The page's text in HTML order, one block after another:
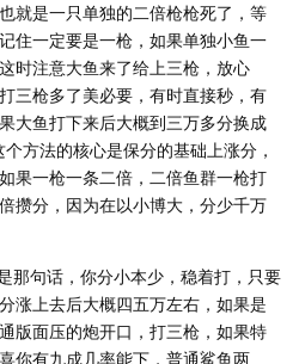
就是一只单独的二倍枪枪死了，等
住一定要是一枪，如果单独小鱼一
时注意大鱼来了给上三枪，放心
三枪多了美必要，有时直接秒，有
大鱼打下来后大概到三万多分换成
方法的核心是保分的基础上涨分，
果一枪一条二倍，二倍鱼群一枪打
攒分，因为在以小博大，分少千万
那句话，你分小本少，稳着打，只要
涨上去后大概四五万左右，如果是
版面压的炮开口，打三枪，如果特
你有九成几率能下，普通鲨鱼两